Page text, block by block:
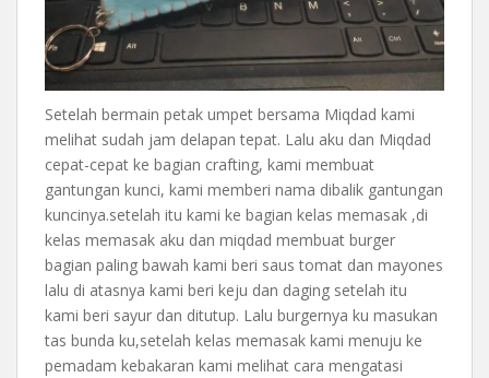
Setelah bermain petak umpet bersama Miqdad kami
melihat sudah jam delapan tepat. Lalu aku dan Miqdad
cepat-cepat ke bagian crafting, kami membuat
gantungan kunci, kami memberi nama dibalik gantungan
kuncinya.setelah itu kami ke bagian kelas memasak ,di
kelas memasak aku dan miqdad membuat burger
bagian paling bawah kami beri saus tomat dan mayones
lalu di atasnya kami beri keju dan daging setelah itu
kami beri sayur dan ditutup. Lalu burgernya ku masukan
tas bunda ku,setelah kelas memasak kami menuju ke
pemadam kebakaran kami melihat cara mengatasi